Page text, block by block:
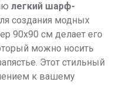
легкий шарф-
создания модных
90х90 см делает его
можно носить
Этот стильный
к вашему